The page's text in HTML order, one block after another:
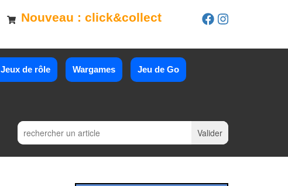
Nouveau : click&collect
Jeux de rôle Wargames Jeu de Go